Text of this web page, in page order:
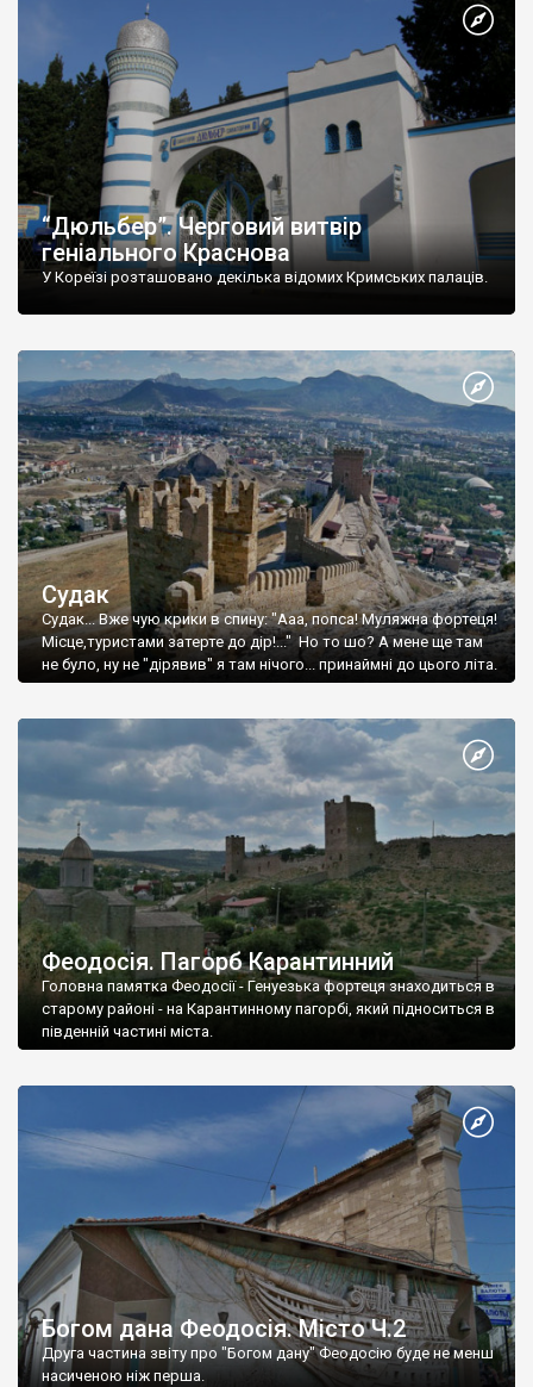
“Дюльбер”. Черговий витвір
геніального Краснова
У Кореїзі розташовано декілька відомих Кримських палаців.
Судак
Судак... Вже чую крики в спину: "Ааа, попса! Муляжна фортеця!
Місце,туристами затерте до дір!..." Но то шо? А мене ще там
не було, ну не "дірявив" я там нічого... принаймні до цього літа.
Феодосія. Пагорб Карантинний
Головна памятка Феодосії - Генуезька фортеця знаходиться в
старому районі - на Карантинному пагорбі, який підноситься в
південній частині міста.
Богом дана Феодосія. Місто Ч.2
Друга частина звіту про "Богом дану" Феодосію буде не менш
насиченою ніж перша.